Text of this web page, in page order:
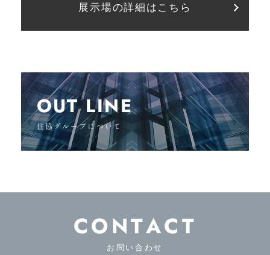
展示場の詳細はこちら
OUT LINE
住協グループについて
CONTACT
お問い合わせ